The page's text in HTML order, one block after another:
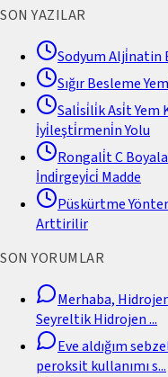
SON YAZILAR
Sodyum Alji̇natin
Sığır Besleme
Sali̇si̇li̇k Asi̇t Yem
İyi̇leşti̇rmeni̇n Yolu
Rongali̇t C
İndi̇rgeyi̇ci̇ Madde
Püskürtme
Arttirilir
SON YORUMLAR
Merhaba,
Seyreltik Hidrojen...
Eve aldığım
peroksit kullanımı s...